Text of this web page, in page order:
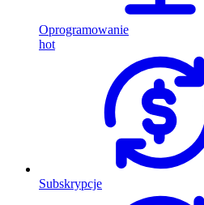
Oprogramowanie
hot
Subskrypcje